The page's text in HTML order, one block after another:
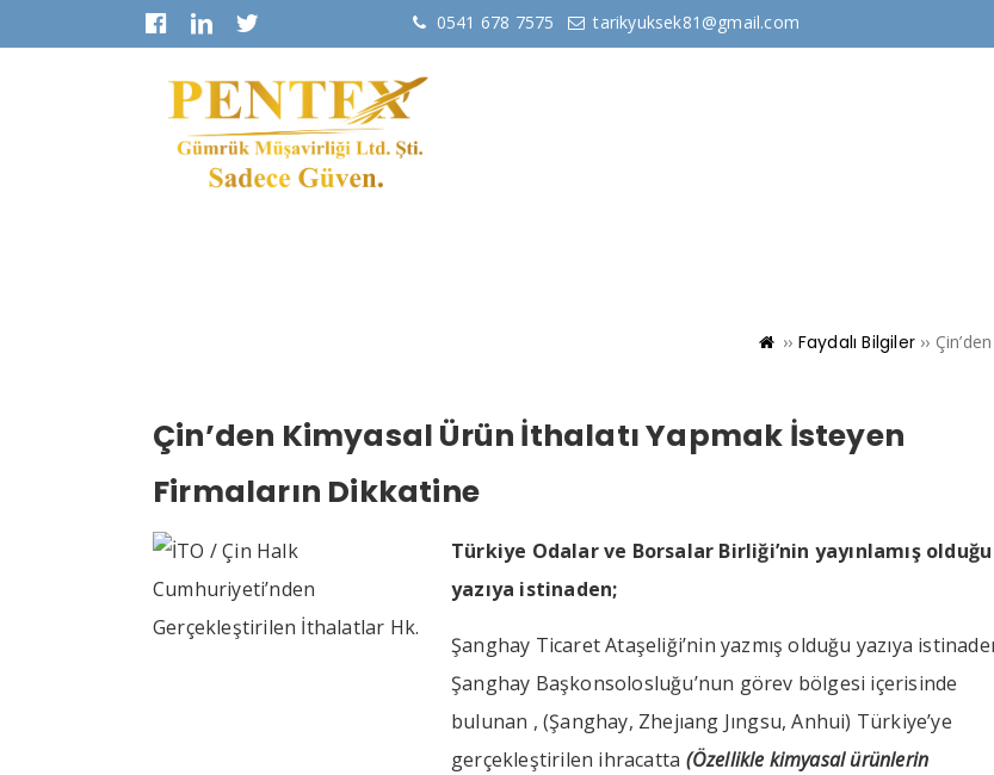
0541 678 7575 tarikyuksek81@gmail.com
›› Faydalı Bilgiler ››
Çin’den Kimyasal Ürün İthalatı Yapmak İsteyen
Firmaların Dikkatine
Türkiye Odalar ve Borsalar Birliği’nin yayınlamış olduğu
yazıya istinaden;
Şanghay Ticaret Ataşeliği’nin yazmış olduğu yazıya
Şanghay Başkonsolosluğu’nun görev bölgesi içerisinde
bulunan , (Şanghay, Zhejıang Jıngsu, Anhui) Türkiye’ye
gerçekleştirilen ihracatta (Özellikle kimyasal ürünlerin